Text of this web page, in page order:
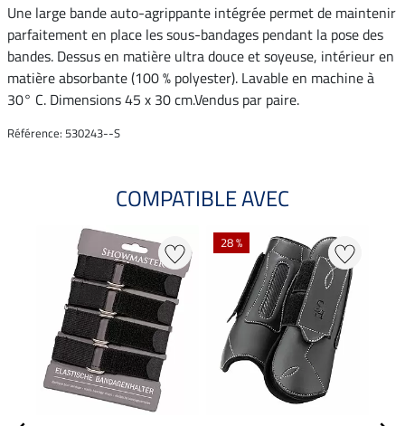
Une large bande auto-agrippante intégrée permet de maintenir
parfaitement en place les sous-bandages pendant la pose des
bandes. Dessus en matière ultra douce et soyeuse, intérieur en
matière absorbante (100 % polyester). Lavable en machine à
30° C. Dimensions 45 x 30 cm.Vendus par paire.
Référence: 530243--S
COMPATIBLE AVEC
28 %